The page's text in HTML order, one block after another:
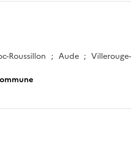
Roussillon ; Aude ; Villerouge-